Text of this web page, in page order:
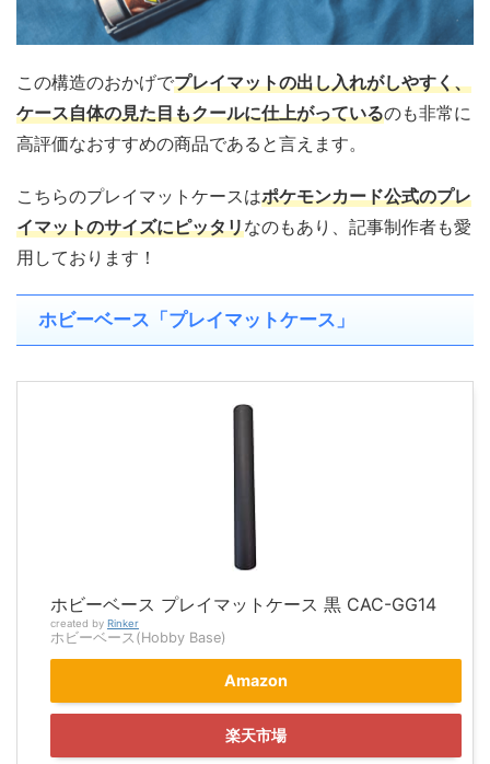
この構造のおかげでプレイマットの出し入れがしやすく、
ケース自体の見た目もクールに仕上がっているのも非常に
高評価なおすすめの商品であると言えます。
こちらのプレイマットケースはポケモンカード公式のプレ
イマットのサイズにピッタリなのもあり、記事制作者も愛
用しております！
ホビーベース「プレイマットケース」
ホビーベース プレイマットケース 黒 CAC-GG14
created by Rinker
ホビーベース(Hobby Base)
Amazon
楽天市場